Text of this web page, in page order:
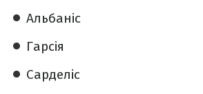
Альбаніс
Гарсія
Сарделіс